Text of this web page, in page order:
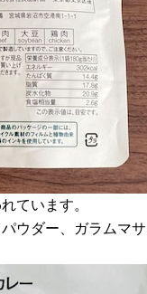
ています。
ウダー、ガラムマ